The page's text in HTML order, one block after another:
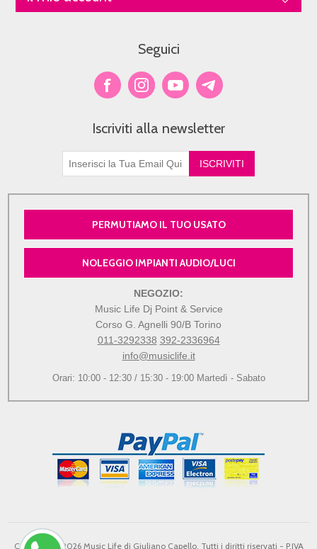
Seguici
Iscriviti alla newsletter
PERMUTIAMO IL TUO USATO
NOLEGGIO IMPIANTI AUDIO/LUCI
NEGOZIO:
Music Life Dj Point & Service
Corso G. Agnelli 90/B Torino
011-3292338 392-2336964
info@musiclife.it
Orari: 10:00 - 12:30 / 15:30 - 19:00 Martedì - Sabato
Copyright © 2026 Music Life di Giuliano Capello. Tutti i diritti riservati - P.IVA